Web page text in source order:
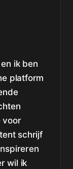
ik ben
platform
voor
schrijf
wil ik